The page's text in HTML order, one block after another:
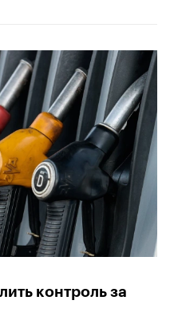
контроль за